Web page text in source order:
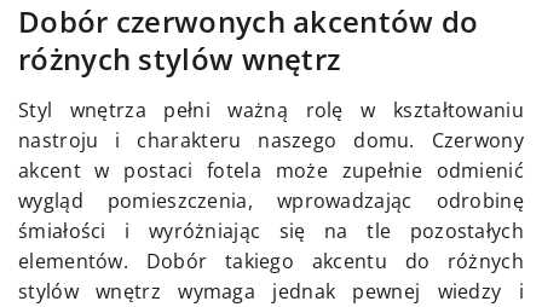
Dobór czerwonych akcentów do
różnych stylów wnętrz
Styl wnętrza pełni ważną rolę w kształtowaniu
nastroju i charakteru naszego domu. Czerwony
akcent w postaci fotela może zupełnie odmienić
wygląd pomieszczenia, wprowadzając odrobinę
śmiałości i wyróżniając się na tle pozostałych
elementów. Dobór takiego akcentu do różnych
stylów wnętrz wymaga jednak pewnej wiedzy i